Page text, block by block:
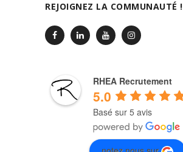
REJOIGNEZ LA COMMUNAUTÉ !
RHEA Recrutement
5.0
Basé sur 5 avis